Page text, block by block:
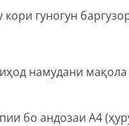
гуногун
намудани мақола
бо андозаи А4